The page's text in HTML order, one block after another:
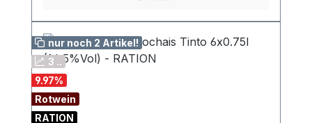
nur noch 2 Artikel!
3 ..
9.97%
Rotwein
RATION